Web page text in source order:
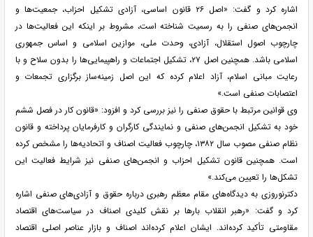
اشاره کرد و گفت: «اصل ۲۶ قانون اساسی، آزادی تشکیل احزاب، جمعیت‌ها و
انجمن‌های صنفی را به رسمیت شناخته است، مشروط بر اینکه این فعالیت‌ها در
چارچوب اصول استقلال، آزادی، وحدت ملی، موازین اسلامی و اساس جمهوری
اسلامی باشد. همچنین اصل ۲۷، تشکیل اجتماعات و راهپیمایی‌ها را بدون سلاح و با
رعایت مبانی اسلام، آزاد اعلام کرده که این اصل زمینه‌ساز برگزاری تجمعات و
اعتصابات صنفی است.»
وی قوانین مرتبط با حقوق صنفی را نیز بررسی کرد و افزود: «قانون کار در فصل ششم
خود به تشکیل انجمن‌های صنفی و نمایندگی کارگران و کارفرمایان پرداخته و قانون
نظام صنفی مصوب سال ۱۳۸۲، چارچوب فعالیت اصناف و اتحادیه‌ها را مشخص کرده
است. همچنین قانون تشکیل احزاب و انجمن‌های صنفی نیز شرایط فعالیت این
تشکل‌ها را تعیین می‌کند.»
دکترنوروزی به دیدگاه‌های مقام معظم رهبری درباره حقوق و آزادی‌های صنفی اشاره
کرد و گفت: «رهبر انقلاب بارها بر نقش کلیدی اصناف در سیاست‌های اقتصاد
مقاومتی تأکید کرده‌اند. ایشان اعلام کرده‌اند اصناف و بازار عناصر اصلی اقتصاد